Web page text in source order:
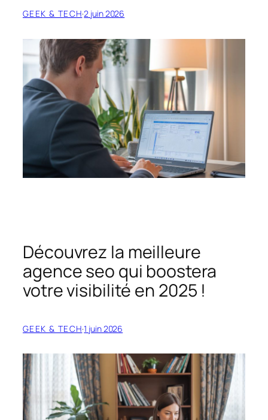
GEEK & TECH·2 juin 2026
Découvrez la meilleure
agence seo qui boostera
votre visibilité en 2025 !
GEEK & TECH·1 juin 2026